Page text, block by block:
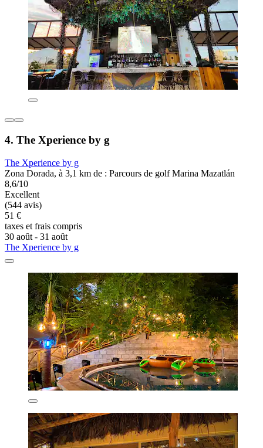
4. The Xperience by g
The Xperience by g
Zona Dorada, à 3,1 km de : Parcours de golf Marina Mazatlán
8,6/10
Excellent
(544 avis)
51 €
taxes et frais compris
30 août - 31 août
The Xperience by g